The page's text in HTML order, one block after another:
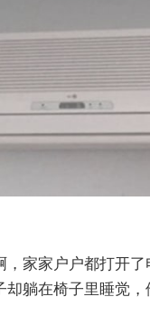
家家户户都打开了
躺在椅子里睡觉，